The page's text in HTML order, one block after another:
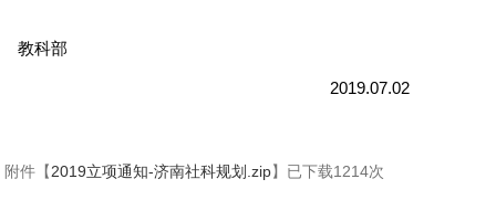
教科部
2019.07.02
附件【2019立项通知-济南社科规划.zip】已下载1214次